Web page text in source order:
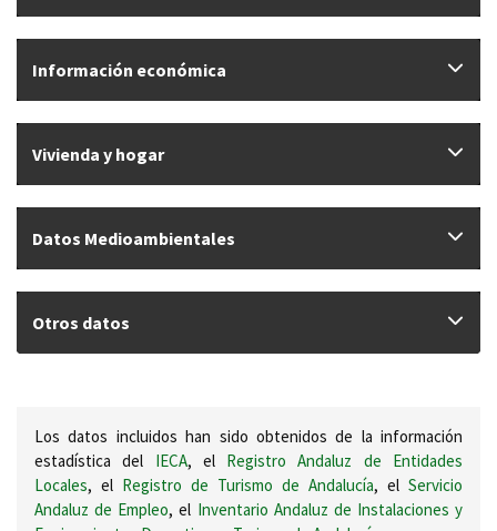
Información económica
Vivienda y hogar
Datos Medioambientales
Otros datos
Los datos incluidos han sido obtenidos de la información
estadística del IECA, el Registro Andaluz de Entidades
Locales, el Registro de Turismo de Andalucía, el Servicio
Andaluz de Empleo, el Inventario Andaluz de Instalaciones y